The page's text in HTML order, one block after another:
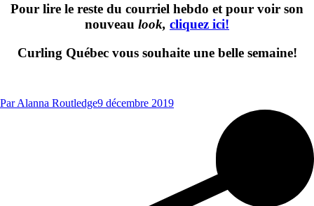
Pour lire le reste du courriel hebdo et pour voir son
nouveau look, cliquez ici!
Curling Québec vous souhaite une belle semaine!
ParAlanna Routledge9 décembre 2019